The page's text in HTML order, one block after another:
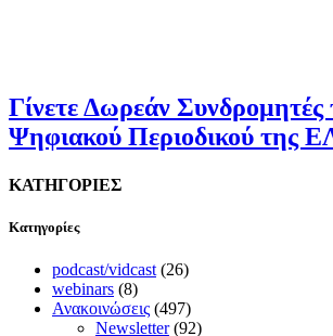
Γίνετε Δωρεάν Συνδρομητές
Ψηφιακού Περιοδικού της
ΚΑΤΗΓΟΡΙΕΣ
Kατηγορίες
podcast/vidcast (26)
webinars (8)
Ανακοινώσεις (497)
Newsletter(92)